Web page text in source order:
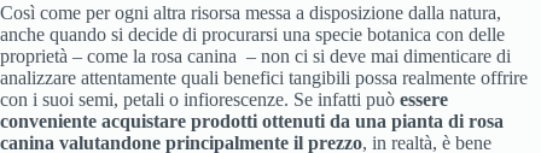
Così come per ogni altra risorsa messa a disposizione dalla natura,
anche quando si decide di procurarsi una specie botanica con delle
proprietà – come la rosa canina – non ci si deve mai dimenticare di
analizzare attentamente quali benefici tangibili possa realmente offrire
con i suoi semi, petali o infiorescenze. Se infatti può essere
conveniente acquistare prodotti ottenuti da una pianta di rosa
canina valutandone principalmente il prezzo, in realtà, è bene